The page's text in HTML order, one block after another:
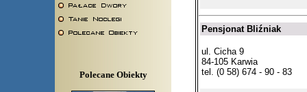
Polecane Obiekty
Pensjonat Bliźniak
ul. Cicha 9
84-105 Karwia
tel. (0 58) 674 - 90 - 83